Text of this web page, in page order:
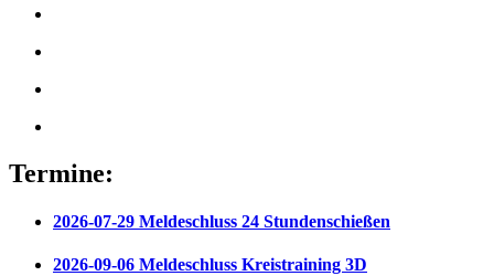
Termine:
2026-07-29 Meldeschluss 24 Stundenschießen
2026-09-06 Meldeschluss Kreistraining 3D